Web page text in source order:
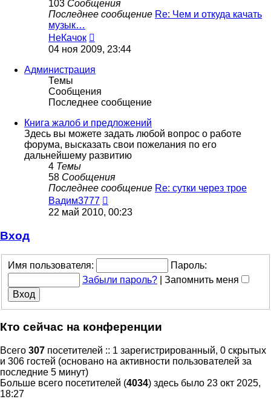
103 Сообщения
Последнее сообщение Re: Чем и откуда качать
музык…
НеКачок
к
сообщению
04 ноя 2009, 23:44
Администрация
Темы
Сообщения
Последнее сообщение
Книга жалоб и предложений
Здесь вы можете задать любой вопрос о работе
форума, высказать свои пожелания по его
дальнейшему развитию
4 Темы
58 Сообщения
Последнее сообщение Re: сутки через трое
Вадим3777
к
22 май 2010, 00:23
Вход
Имя пользователя:
Пароль:
Забыли пароль?
Запомнить меня
Кто сейчас на конференции
Всего 307 посетителей :: 1 зарегистрированный, 0 скрытых
и 306 гостей (основано на активности пользователей за
последние 5 минут)
Больше всего посетителей (4034) здесь было 23 окт 2025,
18:27